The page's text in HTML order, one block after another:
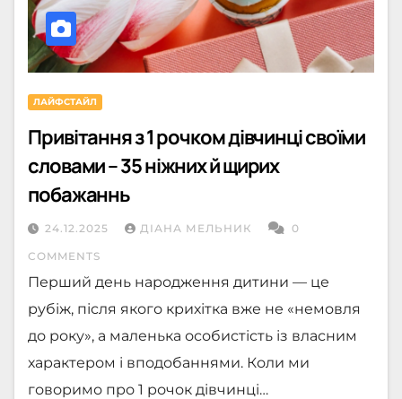
ЛАЙФСТАЙЛ
Привітання з 1 рочком дівчинці своїми
словами – 35 ніжних й щирих
побажаннь
24.12.2025 ДІАНА МЕЛЬНИК 0
COMMENTS
Перший день народження дитини — це
рубіж, після якого крихітка вже не «немовля
до року», а маленька особистість із власним
характером і вподобаннями. Коли ми
говоримо про 1 рочок дівчинці…